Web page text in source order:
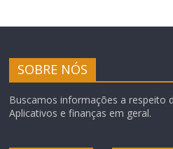
SOBRE NÓS
Buscamos informações a respeito
Aplicativos e finanças em geral.